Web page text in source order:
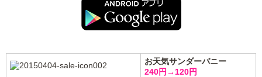
お天気サンダーバニー
240円→120円